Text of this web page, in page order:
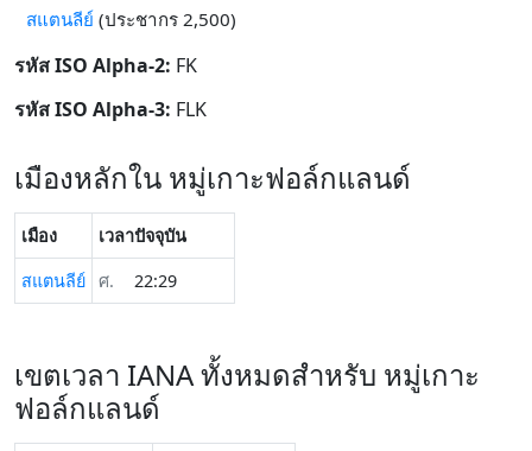
สแตนลีย์ (ประชากร 2,500)
รหัส ISO Alpha-2: FK
รหัส ISO Alpha-3: FLK
เมืองหลักใน หมู่เกาะฟอล์กแลนด์
เมือง
เวลาปัจจุบัน
สแตนลีย์ ศ. 22:29
เขตเวลา IANA ทั้งหมดสำหรับ หมู่เกาะ
ฟอล์กแลนด์